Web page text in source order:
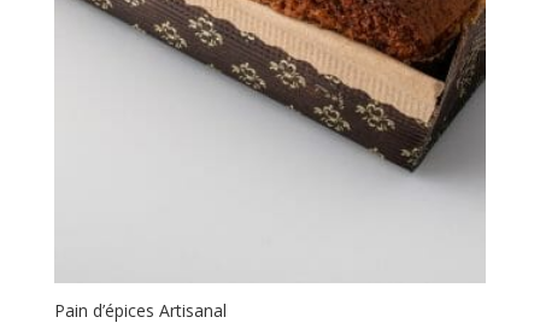
Pain d’épices Artisanal